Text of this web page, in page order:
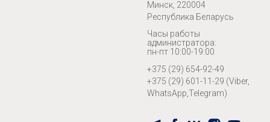
Минск, 220004
Республика Беларусь
Часы работы
администратора:
пн-пт 10:00-19:00
+375 (29) 654-92-49
+375 (29) 601-11-29 (Viber,
WhatsApp,Telegram)